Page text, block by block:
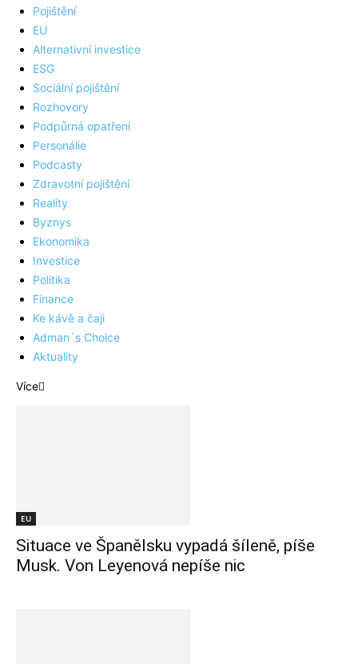
Pojištění
EU
Alternativní investice
ESG
Sociální pojištění
Rozhovory
Podpůrná opatření
Personálie
Podcasty
Zdravotní pojištění
Reality
Byznys
Ekonomika
Investice
Politika
Finance
Ke kávě a čaji
Adman´s Choice
Aktuality
Více
EU
Situace ve Španělsku vypadá šíleně, píše
Musk. Von Leyenová nepíše nic